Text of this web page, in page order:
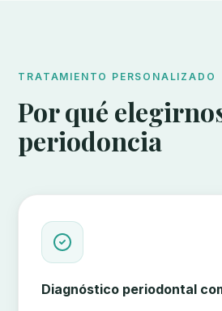
TRATAMIENTO PERSONALIZADO
Por qué
periodoncia
Diagnóstico periodontal